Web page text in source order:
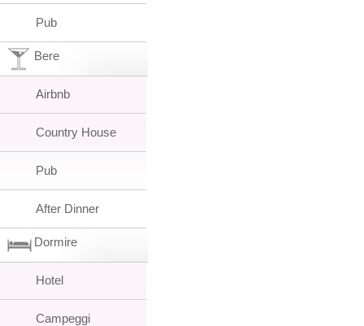
Pub
Bere
Airbnb
Country House
Pub
After Dinner
Dormire
Hotel
Campeggi